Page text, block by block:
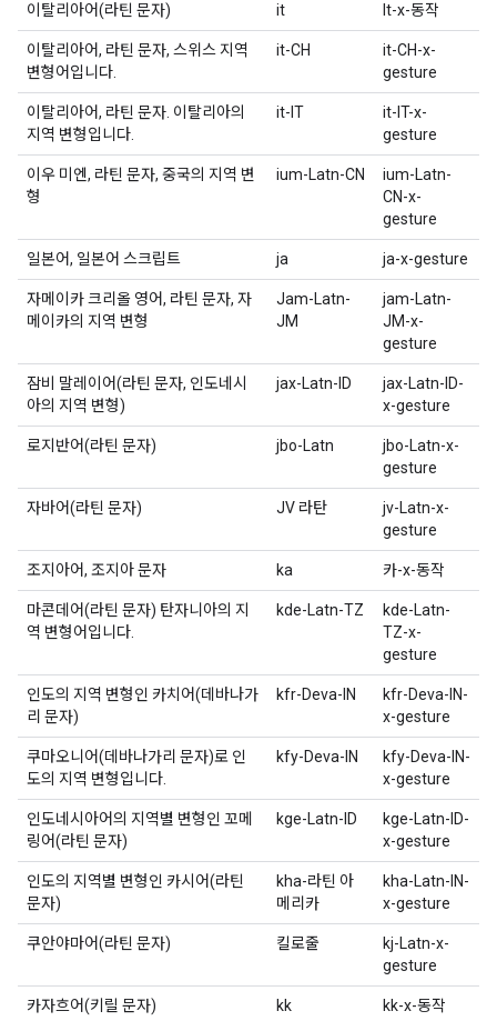
이탈리아어(라틴 문자) it It-x-동작
이탈리아어, 라틴 문자, 스위스 지역
변형어입니다.
it-CH
it-CH-x-
gesture
이탈리아어, 라틴 문자. 이탈리아의
지역 변형입니다.
it-IT
it-IT-x-
gesture
이우 미엔, 라틴 문자, 중국의 지역 변
형
ium-Latn-CN
ium-Latn-
CN-x-
gesture
일본어, 일본어 스크립트 ja ja-x-gesture
자메이카 크리올 영어, 라틴 문자, 자
메이카의 지역 변형
Jam-Latn-
JM
jam-Latn-
JM-x-
gesture
잠비 말레이어(라틴 문자, 인도네시
아의 지역 변형)
jax-Latn-ID
jax-Latn-ID-
x-gesture
로지반어(라틴 문자) jbo-Latn
jbo-Latn-x-
gesture
자바어(라틴 문자) JV 라탄
jv-Latn-x-
gesture
조지아어, 조지아 문자 ka 카-x-동작
마콘데어(라틴 문자) 탄자니아의 지
역 변형어입니다.
kde-Latn-TZ
kde-Latn-
TZ-x-
gesture
인도의 지역 변형인 카치어(데바나가
리 문자)
kfr-Deva-IN
kfr-Deva-IN-
x-gesture
쿠마오니어(데바나가리 문자)로 인
도의 지역 변형입니다.
kfy-Deva-IN
kfy-Deva-IN-
x-gesture
인도네시아어의 지역별 변형인 꼬메
링어(라틴 문자)
kge-Latn-ID
kge-Latn-ID-
x-gesture
인도의 지역별 변형인 카시어(라틴
문자)
kha-라틴 아
메리카
kha-Latn-IN-
x-gesture
쿠안야마어(라틴 문자) 킬로줄
kj-Latn-x-
gesture
카자흐어(키릴 문자) kk kk-x-동작